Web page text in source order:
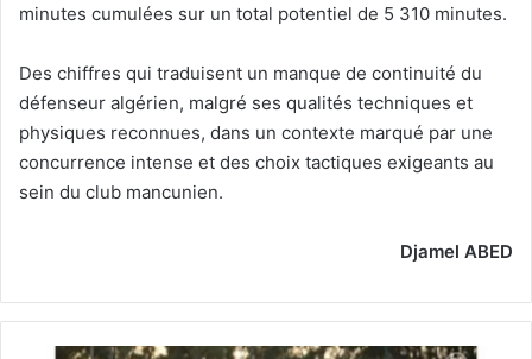
minutes cumulées sur un total potentiel de 5 310 minutes.
Des chiffres qui traduisent un manque de continuité du
défenseur algérien, malgré ses qualités techniques et
physiques reconnues, dans un contexte marqué par une
concurrence intense et des choix tactiques exigeants au
sein du club mancunien.
Djamel ABED